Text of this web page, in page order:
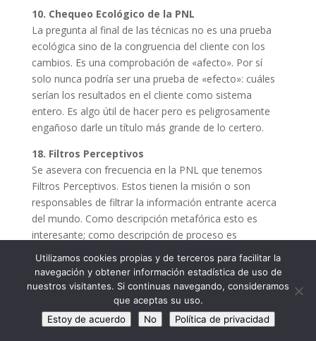
10. Chequeo Ecológico de la PNL
La pregunta al final de las técnicas no es una prueba
ecológica sino de la congruencia del cliente con los
cambios. Es una comprobación de «afecto». Por sí
solo nunca podría ser una prueba de «efecto»: cuáles
serían los resultados en el cliente como sistema
entero. Es algo útil de hacer pero es peligrosamente
engañoso darle un título más grande de lo certero.
18. Filtros Perceptivos
Se asevera con frecuencia en la PNL que tenemos
Filtros Perceptivos. Estos tienen la misión o son
responsables de filtrar la información entrante acerca
del mundo. Como descripción metafórica esto es
interesante; como descripción de proceso es
exactamente lo contrario de lo que ocurre. Nuestro
sistema nervioso funciona sobre umbrales y noticias
de una diferencia. Aprendemos a sensibilizarnos a
ciertos estímulos y de este modo seleccionamos
activamente lo que dejamos pasar- el inverso exacto
Utilizamos cookies propias y de terceros para facilitar la
navegación y obtener información estadística de uso de
nuestros visitantes. Si continuas navegando, consideramos
que aceptas su uso.
Estoy de acuerdo
No Política de privacidad